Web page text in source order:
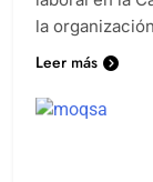
la
Leer más